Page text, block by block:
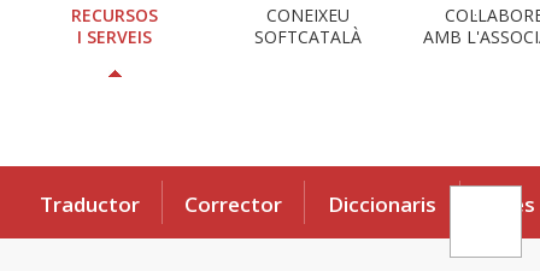
RECURSOS
I SERVEIS
CONEIXEU
SOFTCATALÀ
AMB
Traductor Corrector Diccionaris Eines